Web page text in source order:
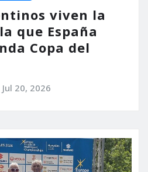
viven la
que España
Copa del
Jul 20, 2026